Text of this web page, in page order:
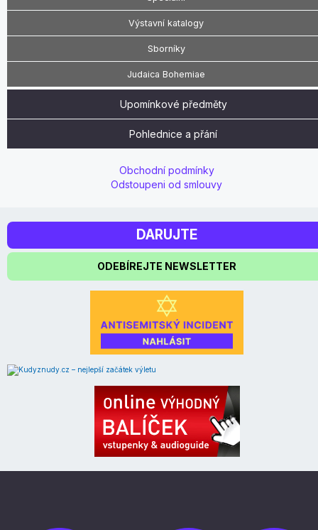
Výstavní katalogy
Sborníky
Judaica Bohemiae
Upomínkové předměty
Pohlednice a přání
Obchodní podmínky
Odstoupeni od smlouvy
DARUJTE
ODEBÍREJTE NEWSLETTER